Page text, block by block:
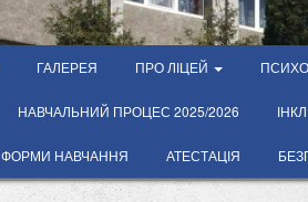
ГАЛЕРЕЯ ПРО ЛІЦЕЙ
НАВЧАЛЬНИЙ ПРОЦЕС 2025/2026
ФОРМИ НАВЧАННЯ АТЕСТАЦІЯ